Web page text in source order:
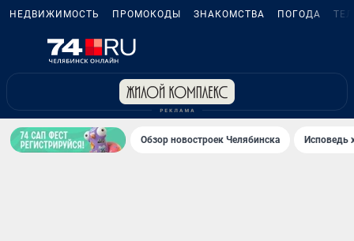
НЕДВИЖИМОСТЬ ПРОМОКОДЫ ЗНАКОМСТВА ПОГОДА
Обзор новостроек Челябинска Исповедь